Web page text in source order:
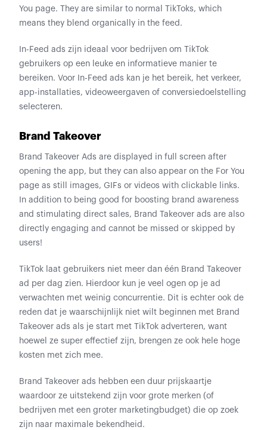
You page. They are similar to normal TikToks, which
means they blend organically in the feed.
In-Feed ads zijn ideaal voor bedrijven om TikTok
gebruikers op een leuke en informatieve manier te
bereiken. Voor In-Feed ads kan je het bereik, het verkeer,
app-installaties, videoweergaven of conversiedoelstelling
selecteren.
Brand Takeover
Brand Takeover Ads are displayed in full screen after
opening the app, but they can also appear on the For You
page as still images, GIFs or videos with clickable links.
In addition to being good for boosting brand awareness
and stimulating direct sales, Brand Takeover ads are also
directly engaging and cannot be missed or skipped by
users!
TikTok laat gebruikers niet meer dan één Brand Takeover
ad per dag zien. Hierdoor kun je veel ogen op je ad
verwachten met weinig concurrentie. Dit is echter ook de
reden dat je waarschijnlijk niet wilt beginnen met Brand
Takeover ads als je start met TikTok adverteren, want
hoewel ze super effectief zijn, brengen ze ook hele hoge
kosten met zich mee.
Brand Takeover ads hebben een duur prijskaartje
waardoor ze uitstekend zijn voor grote merken (of
bedrijven met een groter marketingbudget) die op zoek
zijn naar maximale bekendheid.